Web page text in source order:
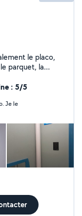
le placo,
parquet, la
pour mener à
: 5/5
Je le